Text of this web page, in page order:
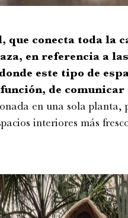
conecta toda la
en referencia a
este tipo de
de comunicar
en una sola planta,
interiores más